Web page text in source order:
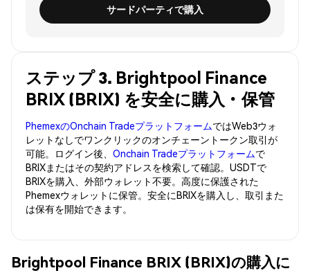
サードパーティで購入
ステップ 3. Brightpool Finance
BRIX (BRIX) を安全に購入・保管
PhemexのOnchain TradeプラットフォームではWeb3ウォ
レットなしでワンクリックのオンチェーントークン取引が
可能。ログイン後、 Onchain Tradeプラットフォームで
BRIXまたはその契約アドレスを検索して確認。USDTで
BRIXを購入、外部ウォレット不要。高度に保護された
Phemexウォレットに保管。安全にBRIXを購入し、取引また
は保有を開始できます。
Brightpool Finance BRIX (BRIX)の購入に